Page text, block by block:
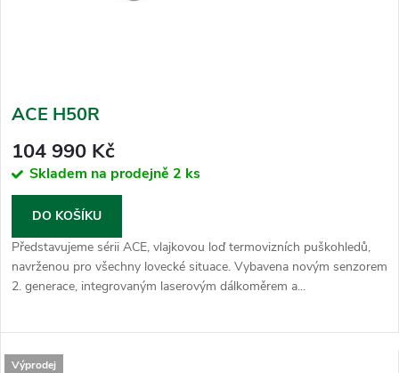
ACE H50R
104 990 Kč
Skladem na prodejně 2 ks
DO KOŠÍKU
Představujeme sérii ACE, vlajkovou loď termovizních puškohledů,
navrženou pro všechny lovecké situace. Vybavena novým senzorem
2. generace, integrovaným laserovým dálkoměrem a...
Výprodej